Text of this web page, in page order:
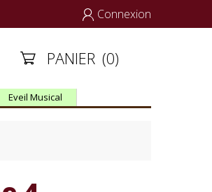
 Connexion
 PANIER (0)
Eveil Musical